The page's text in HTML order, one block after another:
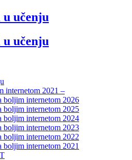
učenju
učenju
internetom 2021 –
boljim internetom 2026
boljim internetom 2025
boljim internetom 2024
boljim internetom 2023
boljim internetom 2022
boljim internetom 2021